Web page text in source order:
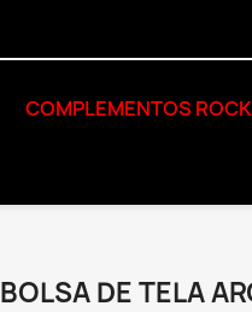
COMPLEMENTOS
BOLSA DE TELA